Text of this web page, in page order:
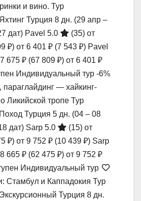
и вино. Тур
Турция 8 дн. (29 апр –
дат) Pavel 5.0 (35) от
₽) от 6 401 ₽ (7 543 ₽) Pavel
675 ₽ (67 809 ₽) от 6 401 ₽
Индивидуальный тур -6%
параглайдинг — хайкинг-
Ликийской тропе Тур
Турция 5 дн. (04 – 08
дат) Sarp 5.0 (15) от
₽) от 9 752 ₽ (10 439 ₽) Sarp
665 ₽ (62 475 ₽) от 9 752 ₽
Индивидуальный тур
Стамбул и Каппадокия Тур
Турция 8 дн.